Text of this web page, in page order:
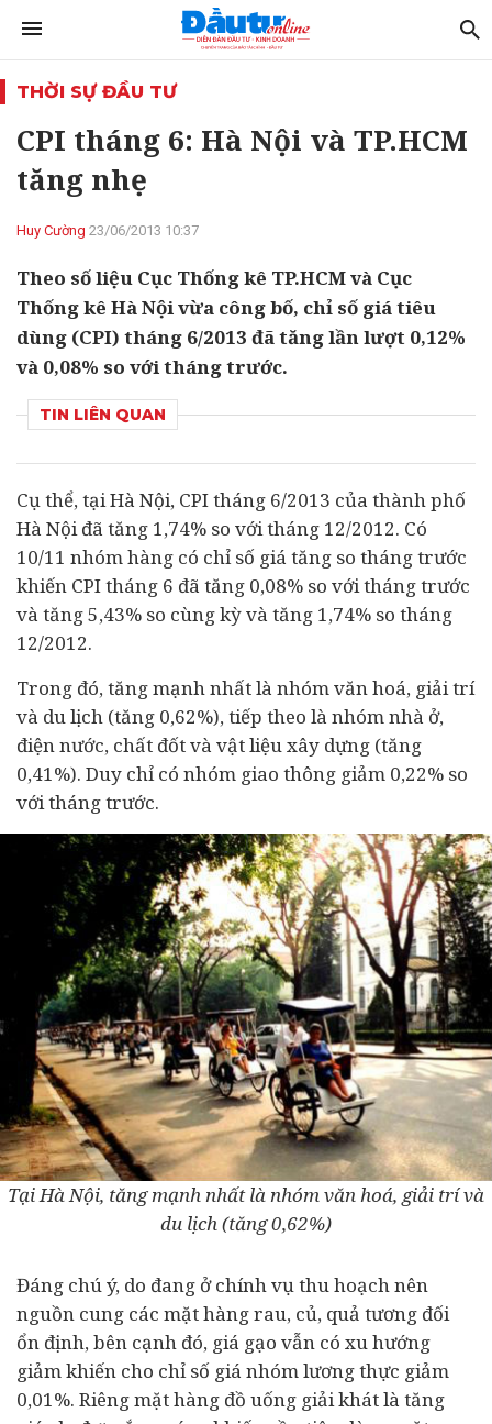
THỜI SỰ ĐẦU TƯ
CPI tháng 6: Hà Nội và TP.HCM
tăng nhẹ
Huy Cường 23/06/2013 10:37
Theo số liệu Cục Thống kê TP.HCM và Cục
Thống kê Hà Nội vừa công bố, chỉ số giá tiêu
dùng (CPI) tháng 6/2013 đã tăng lần lượt 0,12%
và 0,08% so với tháng trước.
TIN LIÊN QUAN
Cụ thể, tại Hà Nội, CPI tháng 6/2013 của thành phố
Hà Nội đã tăng 1,74% so với tháng 12/2012. Có
10/11 nhóm hàng có chỉ số giá tăng so tháng trước
khiến CPI tháng 6 đã tăng 0,08% so với tháng trước
và tăng 5,43% so cùng kỳ và tăng 1,74% so tháng
12/2012.
Trong đó, tăng mạnh nhất là nhóm văn hoá, giải trí
và du lịch (tăng 0,62%), tiếp theo là nhóm nhà ở,
điện nước, chất đốt và vật liệu xây dựng (tăng
0,41%). Duy chỉ có nhóm giao thông giảm 0,22% so
với tháng trước.
Tại Hà Nội, tăng mạnh nhất là nhóm văn hoá, giải trí và
du lịch (tăng 0,62%)
Đáng chú ý, do đang ở chính vụ thu hoạch nên
nguồn cung các mặt hàng rau, củ, quả tương đối
ổn định, bên cạnh đó, giá gạo vẫn có xu hướng
giảm khiến cho chỉ số giá nhóm lương thực giảm
0,01%. Riêng mặt hàng đồ uống giải khát là tăng